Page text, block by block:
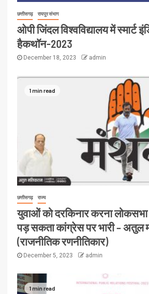
छत्तीसगढ़ रायपुर संभाग
ओपी जिंदल विश्वविद्यालय में स्मार्ट
हैकथॉन-2023
December 18, 2023 admin
1 min read
छत्तीसगढ़ राज्य
युवाओं को दरकिनार करना लोकसभा
पड़ सकता कांग्रेस पर भारी – अतुल
(राजनीतिक रणनीतिकार)
December 5, 2023 admin
1 min read